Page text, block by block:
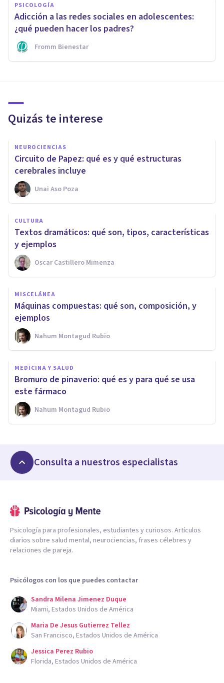
PSICOLOGÍA
Adicción a las redes sociales en adolescentes:
¿qué pueden hacer los padres?
Fromm Bienestar
Quizás te interese
NEUROCIENCIAS
Circuito de Papez: qué es y qué estructuras
cerebrales incluye
Unai Aso Poza
CULTURA
Textos dramáticos: qué son, tipos, características
y ejemplos
Oscar Castillero Mimenza
MISCELÁNEA
Máquinas compuestas: qué son, composición, y
ejemplos
Nahum Montagud Rubio
MEDICINA Y SALUD
Bromuro de pinaverio: qué es y para qué se usa
este fármaco
Nahum Montagud Rubio
Consulta a nuestros especialistas
Psicología para profesionales, estudiantes y curiosos. Artículos
diarios sobre salud mental, neurociencias, frases célebres y
relaciones de pareja.
Psicólogos con los que puedes contactar
Sandra Milena Jimenez Duque
Miami, Estados Unidos de América
Maria De Jesus Gutierrez Tellez
San Francisco, Estados Unidos de América
Jessica Perez Rubio
Florida, Estados Unidos de América